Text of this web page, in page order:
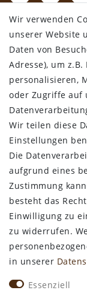
RECHTLICHES
AGB
Datenschutz
Impressum
Bestellung
ALLGEMEINES
Kontakt
Zahlungsarten
Versand &
Newsletter-
Kostengünstige
Wir verwenden
unserer Website
Daten von
Adresse), um
personalisieren,
oder Zugriffe auf
Wir teilen diese
Einstellungen
Die
aufgrund eines
Zustimmung
besteht das
Einwilligung zu
zu widerrufen.
in unserer
Essenziell